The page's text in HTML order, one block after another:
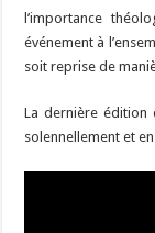
l’importance
événement à
soit reprise de
La dernière édition
solennellement et